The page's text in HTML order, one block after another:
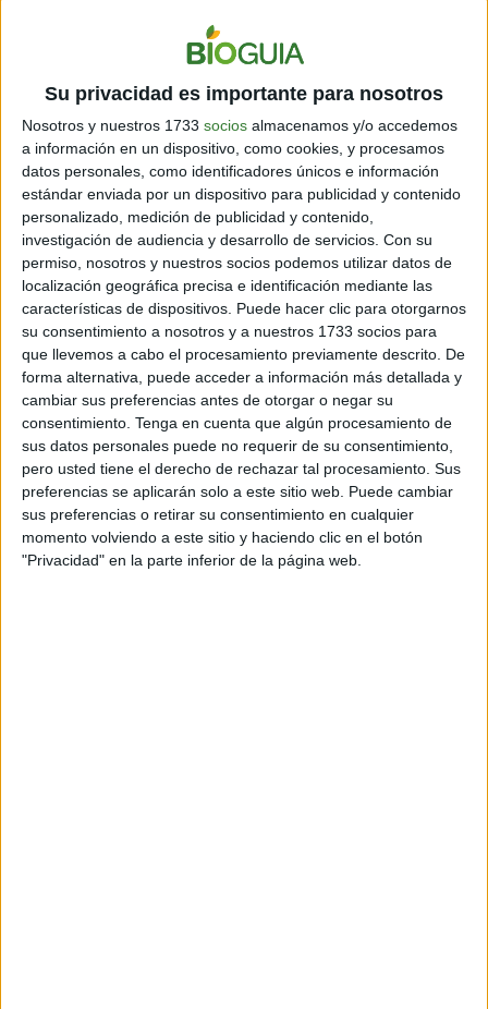
Su privacidad es importante para nosotros
Nosotros y nuestros 1733 socios almacenamos y/o accedemos
a información en un dispositivo, como cookies, y procesamos
datos personales, como identificadores únicos e información
estándar enviada por un dispositivo para publicidad y contenido
personalizado, medición de publicidad y contenido,
investigación de audiencia y desarrollo de servicios. Con su
permiso, nosotros y nuestros socios podemos utilizar datos de
localización geográfica precisa e identificación mediante las
características de dispositivos. Puede hacer clic para otorgarnos
su consentimiento a nosotros y a nuestros 1733 socios para
que llevemos a cabo el procesamiento previamente descrito. De
forma alternativa, puede acceder a información más detallada y
cambiar sus preferencias antes de otorgar o negar su
consentimiento. Tenga en cuenta que algún procesamiento de
sus datos personales puede no requerir de su consentimiento,
pero usted tiene el derecho de rechazar tal procesamiento. Sus
preferencias se aplicarán solo a este sitio web. Puede cambiar
sus preferencias o retirar su consentimiento en cualquier
momento volviendo a este sitio y haciendo clic en el botón
"Privacidad" en la parte inferior de la página web.
por kilómetro. Esta cantidad
equivale al tamaño de la plaza Trafalgar Square, la cual
es de un tamaño considerable.
Para mejorar la capacidad de estas bicicletas, se
espera colocarles un dispositivo de rastreo.De esa
manera, se logra saber la cantidad de distancia
recorrida. Sin duda, se trata de una excelente opción
para eliminar contaminación del aire.
Hay que tener en cuenta queuna bicicleta también
emite dióxido de carbono
. Esto obedece a que el
ciclista, al pedalear, emite una fuerte respiración. Por
eso, libera un total de 21 gramos de este dióxido por
cada kilómetro de distancia.